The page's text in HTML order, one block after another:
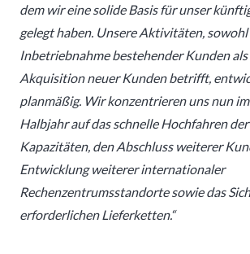
dem wir eine solide Basis für unser
gelegt haben. Unsere Aktivitäten, sowohl
Inbetriebnahme bestehender Kunden als
Akquisition neuer Kunden betrifft,
planmäßig. Wir konzentrieren uns nun
Halbjahr auf das schnelle Hochfahren
Kapazitäten, den Abschluss weiterer
Entwicklung weiterer internationaler
Rechenzentrumsstandorte sowie das
erforderlichen Lieferketten.“